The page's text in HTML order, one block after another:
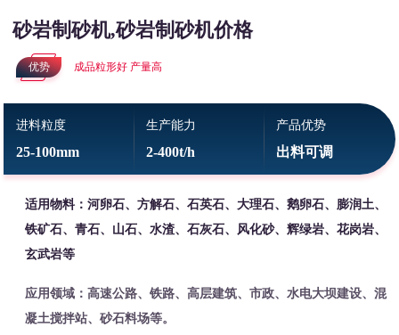
砂岩制砂机,砂岩制砂机价格
优势 成品粒形好 产量高
进料粒度
25-100mm
生产能力
2-400t/h
产品优势
出料可调
适用物料：河卵石、方解石、石英石、大理石、鹅卵石、膨润土、
铁矿石、青石、山石、水渣、石灰石、风化砂、辉绿岩、花岗岩、
玄武岩等
应用领域：高速公路、铁路、高层建筑、市政、水电大坝建设、混
凝土搅拌站、砂石料场等。